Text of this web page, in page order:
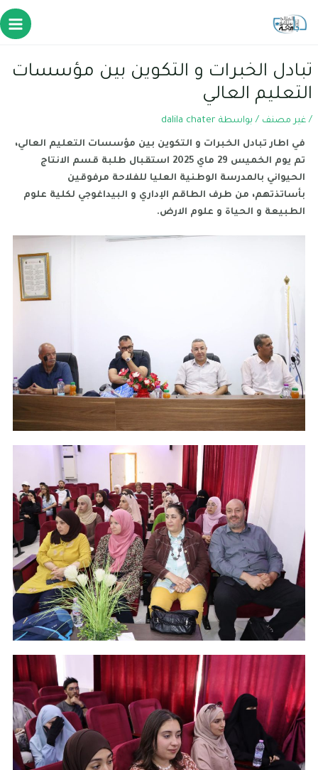
تبادل الخبرات و التكوين بين مؤسسات
التعليم العالي
/ غير مصنف / بواسطة dalila chater
في اطار تبادل الخبرات و التكوين بين مؤسسات التعليم العالي،
تم يوم الخميس 29 ماي 2025 استقبال طلبة قسم الانتاج
الحيواني بالمدرسة الوطنية العليا للفلاحة مرفوقين
بأساتذتهم، من طرف الطاقم الإداري و البيداغوجي لكلية علوم
الطبيعة و الحياة و علوم الارض.